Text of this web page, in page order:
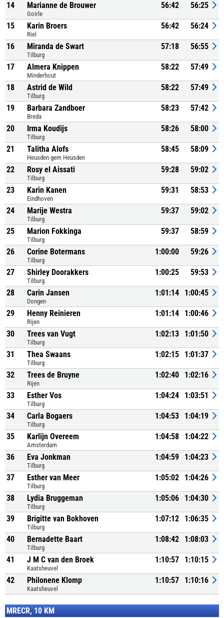
14 Marianne de Brouwer
Goirle
56:42 56:25
15 Karin Broers
Riel
56:42 56:24
16 Miranda de Swart
Tilburg
57:18 56:55
17 Almera Knippen
Minderhout
58:22 57:49
18 Astrid de Wild
Tilburg
58:22 57:49
19 Barbara Zandboer
Breda
58:23 57:42
20 Irma Koudijs
Tilburg
58:26 58:00
21 Talitha Alofs
Heusden gem Heusden
58:45 58:09
22 Rosy el Aissati
Tilburg
59:28 59:02
23 Karin Kanen
Eindhoven
59:31 58:53
24 Marije Westra
Tilburg
59:37 59:02
25 Marion Fokkinga
Tilburg
59:37 58:59
26 Corine Botermans
Tilburg
1:00:00 59:26
27 Shirley Doorakkers
Tilburg
1:00:25 59:53
28 Carin Jansen
Dongen
1:01:14 1:00:45
29 Henny Reinieren
Rijen
1:01:14 1:00:46
30 Trees van Vugt
Tilburg
1:02:13 1:01:50
31 Thea Swaans
Tilburg
1:02:15 1:01:37
32 Trees de Bruyne
Rijen
1:02:40 1:02:16
33 Esther Vos
Tilburg
1:04:24 1:03:51
34 Carla Bogaers
Tilburg
1:04:53 1:04:19
35 Karlijn Overeem
Amsterdam
1:04:58 1:04:22
36 Eva Jonkman
Tilburg
1:04:59 1:04:23
37 Esther van Meer
Tilburg
1:05:02 1:04:26
38 Lydia Bruggeman
Tilburg
1:05:06 1:04:30
39 Brigitte van Bokhoven
Tilburg
1:07:12 1:06:35
40 Bernadette Baart
Tilburg
1:08:42 1:08:03
41 J M C van den Broek
Kaatsheuvel
1:10:57 1:10:15
42 Philonene Klomp
Kaatsheuvel
1:10:57 1:10:16
MRECR, 10 KM